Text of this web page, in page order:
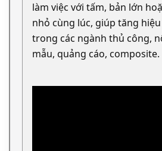
làm việc với tấm, bản lớn
nhỏ cùng lúc, giúp tăng
trong các ngành thủ công,
mẫu, quảng cáo, composite.